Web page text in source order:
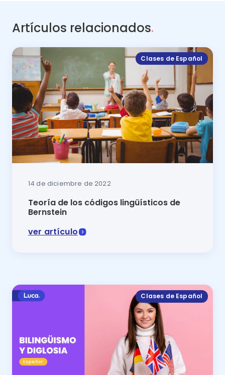
Artículos relacionados.
Clases de Español
14 de diciembre de 2022
Teoría de los códigos lingüísticos de
Bernstein
ver artículo
Clases de Español